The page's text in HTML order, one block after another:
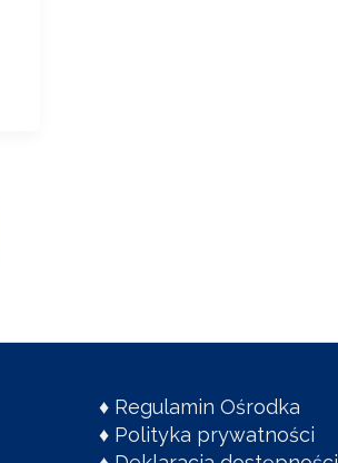
♦ Regulamin Ośrodka
♦ Polityka prywatności